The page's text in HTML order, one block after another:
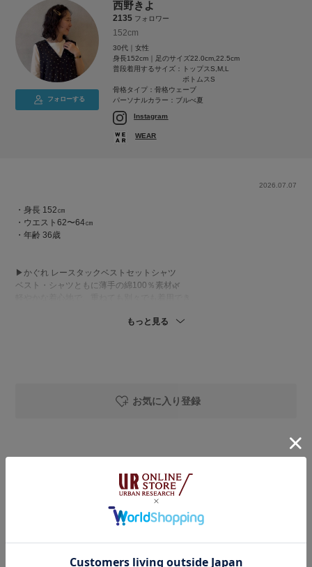
フォローする
西野きよ
2135 フォロワー
152cm
30代｜女性
身長152cm｜足のサイズ22.0cm,22.5cm
普段着用するサイズ：
トップスS,M,L
ボトムスS
骨格タイプ：骨格ウェーブ
パーソナルカラー：ブルべ夏
Instagram
WEAR
2026.07.07
・身長 152㎝
・ウエスト62〜64㎝
・年齢 36歳
▶︎かぐれ レースタックベストセットシャツ
ベスト・シャツともに薄手の綿100％素材🌿
大人カジュアルな雰囲気で着用いただけます◎
サイズ〈M〉を着用しています。
私の身長ではやや長めに感じましたが、
夏でもデニムを楽しみたい方におすすめの1着です👖✨
もっと見る
お気に入り登録
着用アイテム
DOORS
ギャザーハンドルペーパーバッグ
￥7,150